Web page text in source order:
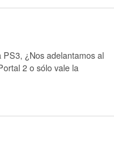
¿Nos adelantamos al
2 o sólo vale la